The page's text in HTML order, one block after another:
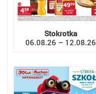
Stokrotka
06.08.26 – 12.08.26